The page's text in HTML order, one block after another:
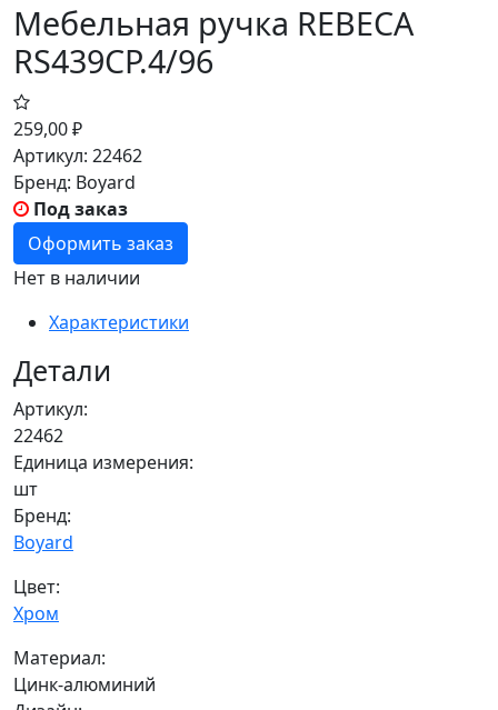
Мебельная ручка REBECA
RS439CP.4/96
259,00₽
Артикул: 22462
Бренд: Boyard
Под заказ
Оформить заказ
Нет в наличии
Характеристики
Детали
Артикул:
22462
Единица измерения:
шт
Бренд:
Boyard
Цвет:
Хром
Материал:
Цинк-алюминий